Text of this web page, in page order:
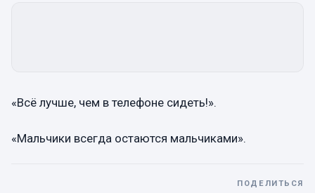
«Всё лучше, чем в телефоне сидеть!».
«Мальчики всегда остаются мальчиками».
ПОДЕЛИТЬСЯ